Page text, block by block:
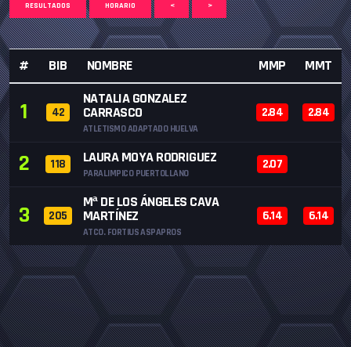
RESULTADOS HORARIO < >
# BIB NOMBRE MMP MMT
1 42
NATALIA GONZALEZ
CARRASCO
ATLETISMO ADAPTADO HUELVA
2.84 2.84
2 118 LAURA MOYA RODRIGUEZ
PARALIMPICO PUERTOLLANO
2.07
3 205
Mª DE LOS ÁNGELES CAVA
MARTÍNEZ
ATCO. FORTIUS ASPAPROS
6.14 6.14